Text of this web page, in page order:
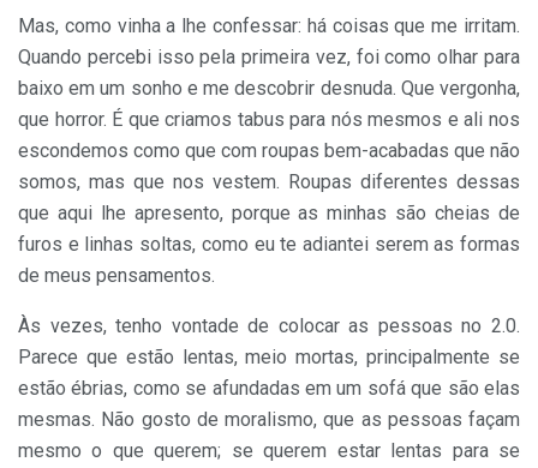
Mas, como vinha a lhe confessar: há coisas que me irritam.
Quando percebi isso pela primeira vez, foi como olhar para
baixo em um sonho e me descobrir desnuda. Que vergonha,
que horror. É que criamos tabus para nós mesmos e ali nos
escondemos como que com roupas bem-acabadas que não
somos, mas que nos vestem. Roupas diferentes dessas
que aqui lhe apresento, porque as minhas são cheias de
furos e linhas soltas, como eu te adiantei serem as formas
de meus pensamentos.
Às vezes, tenho vontade de colocar as pessoas no 2.0.
Parece que estão lentas, meio mortas, principalmente se
estão ébrias, como se afundadas em um sofá que são elas
mesmas. Não gosto de moralismo, que as pessoas façam
mesmo o que querem; se querem estar lentas para se